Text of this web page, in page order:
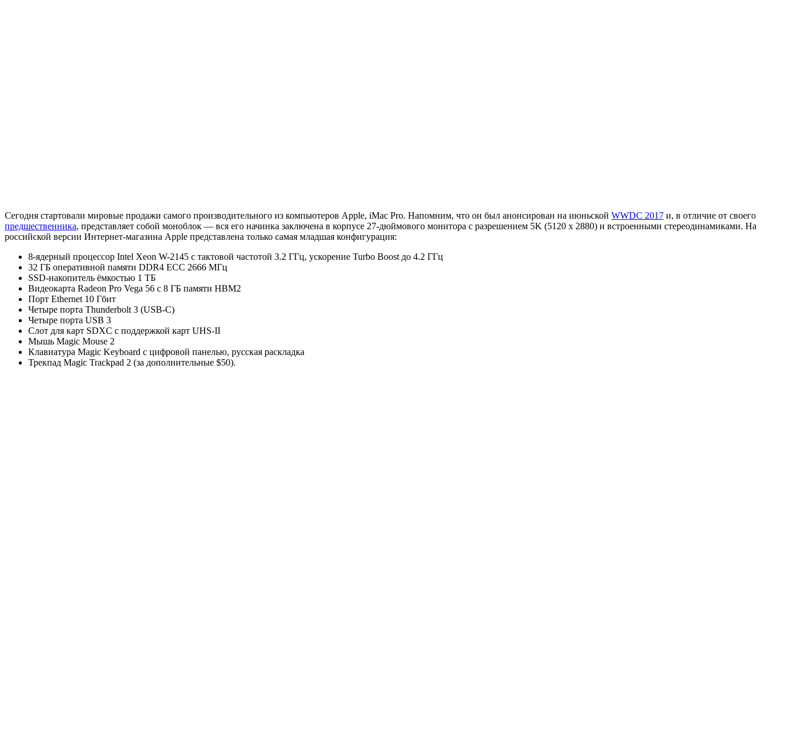
Сегодня стартовали мировые продажи самого производительного из компьютеров Apple, iMac Pro. Напомним, что он был анонсирован на июньской WWDC 2017 и, в отличие от своего
предшественника, представляет собой моноблок — вся его начинка заключена в корпусе 27-дюймового монитора с разрешением 5K (5120 х 2880) и встроенными стереодинамиками. На
российской версии Интернет-магазина Apple представлена только самая младшая конфигурация:
8-ядерный процессор Intel Xeon W-2145 с тактовой частотой 3.2 ГГц, ускорение Turbo Boost до 4.2 ГГц
32 ГБ оперативной памяти DDR4 ECC 2666 МГц
SSD-накопитель ёмкостью 1 ТБ
Видеокарта Radeon Pro Vega 56 с 8 ГБ памяти HBM2
Порт Ethernet 10 Гбит
Четыре порта Thunderbolt 3 (USB‑C)
Четыре порта USB 3
Слот для карт SDXC с поддержкой карт UHS‑II
Мышь Magic Mouse 2
Клавиатура Magic Keyboard с цифровой панелью, русская раскладка
Трекпад Magic Trackpad 2 (за дополнительные $50).